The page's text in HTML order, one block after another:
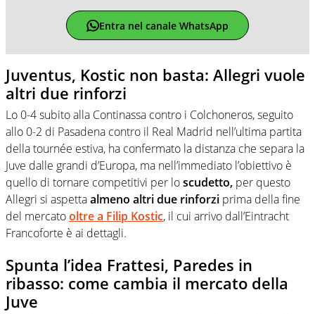
Entra nel canale WhatsApp
Juventus, Kostic non basta: Allegri vuole
altri due rinforzi
Lo 0-4 subito alla Continassa contro i Colchoneros, seguito
allo 0-2 di Pasadena contro il Real Madrid nell’ultima partita
della tournée estiva, ha confermato la distanza che separa la
Juve dalle grandi d’Europa, ma nell’immediato l’obiettivo è
quello di tornare competitivi per loscudetto, per questo
Allegri si aspettaalmeno altri due rinforzi prima della fine
del mercatooltre a Filip Kostic, il cui arrivo dall’Eintracht
Francoforte è ai dettagli.
Spunta l’idea Frattesi, Paredes in
ribasso: come cambia il mercato della
Juve